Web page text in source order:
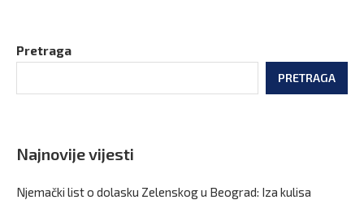
Pretraga
PRETRAGA
Najnovije vijesti
Njemački list o dolasku Zelenskog u Beograd: Iza kulisa